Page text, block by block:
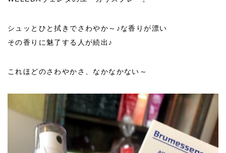
シュッとひと拭きでさわやか～♪な香りが漂い
その香りに魅了する人が続出♪
これほどのさわやかさ、なかなかない～